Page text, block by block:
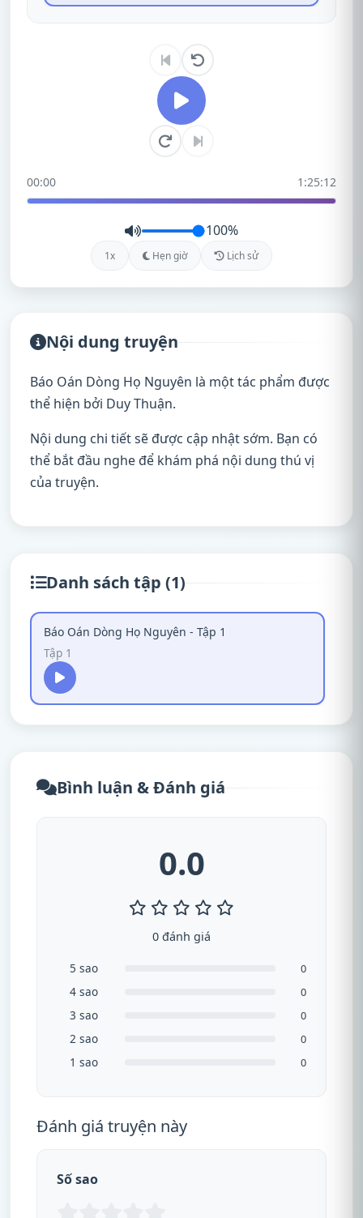
00:00 1:25:12
100%
1x Hẹn giờ Lịch sử
Nội dung truyện
Báo Oán Dòng Họ Nguyên là một tác phẩm được
thể hiện bởi Duy Thuận.
Nội dung chi tiết sẽ được cập nhật sớm. Bạn có
thể bắt đầu nghe để khám phá nội dung thú vị
của truyện.
Danh sách tập (1)
Báo Oán Dòng Họ Nguyên - Tập 1
Tập 1
Bình luận & Đánh giá
0.0
0 đánh giá
5 sao 0
4 sao 0
3 sao 0
2 sao 0
1 sao 0
Đánh giá truyện này
Số sao